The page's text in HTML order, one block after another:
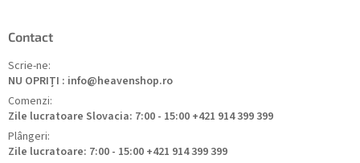
Contact
Scrie-ne:
NU OPRIȚI : info@heavenshop.ro
Comenzi:
Zile lucratoare Slovacia: 7:00 - 15:00 +421 914 399 399
Plângeri:
Zile lucratoare: 7:00 - 15:00 +421 914 399 399